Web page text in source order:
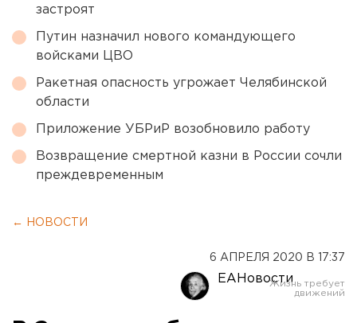
застроят
Путин назначил нового командующего
войсками ЦВО
Ракетная опасность угрожает Челябинской
области
Приложение УБРиР возобновило работу
Возвращение смертной казни в России сочли
преждевременным
← НОВОСТИ
6 АПРЕЛЯ 2020 В 17:37
ЕАНовости